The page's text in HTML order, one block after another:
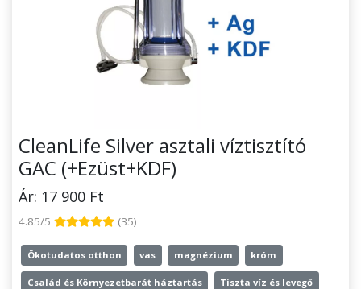
CleanLife Silver asztali víztisztító
GAC (+Ezüst+KDF)
Ár: 17 900 Ft
4.85/5 (35)
Ökotudatos otthon vas magnézium króm
Család és Környezetbarát háztartás Tiszta víz és levegő